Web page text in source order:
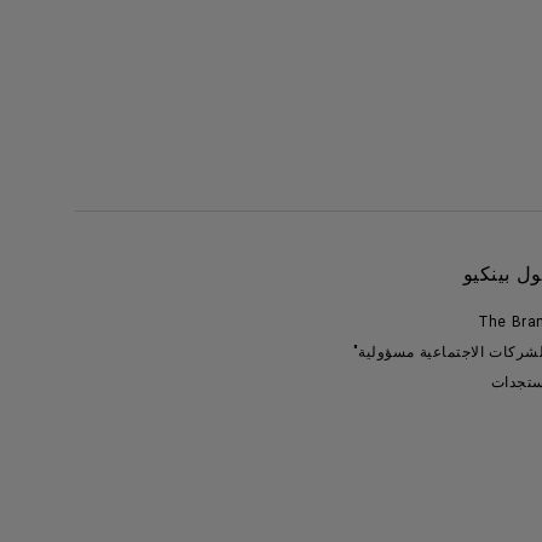
بينكيو
The
الاجتماعية مسؤولية"